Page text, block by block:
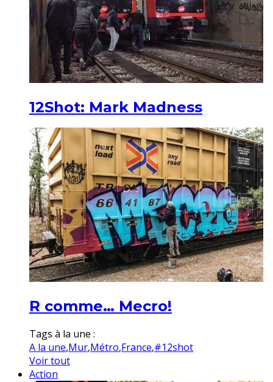
12Shot: Mark Madness
R comme… Mecro!
Tags à la une :
A la une,Mur,Métro,France,#12shot
Voir tout
Action